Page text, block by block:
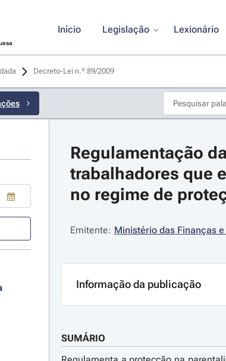
Início Legislação Lexionário
Decreto-Lei n.º 89/2009
Regulamentação
trabalhadores que
no regime de
Emitente: Ministério das Finanças e
Informação da publicação
SUMÁRIO